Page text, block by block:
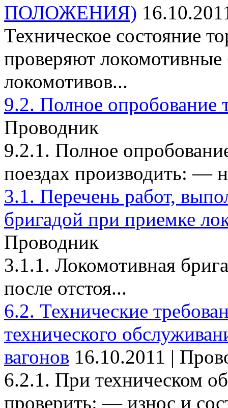
ПОЛОЖЕНИЯ)
Техническое состояние
проверяют
локомотивов...
9.2. Полное опробование
Проводник
9.2.1. Полное
поездах производить: —
3.1. Перечень работ,
бригадой при приемке
Проводник
3.1.1. Локомотивная
после отстоя...
6.2. Технические
технического
вагонов 16.10.2011 |
6.2.1. При техническом
проверить: — износ и